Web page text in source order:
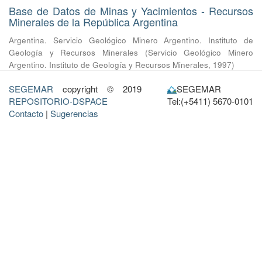
Base de Datos de Minas y Yacimientos - Recursos
Minerales de la República Argentina
Argentina. Servicio Geológico Minero Argentino. Instituto de
Geología y Recursos Minerales
(Servicio Geológico Minero
Argentino. Instituto de Geología y Recursos Minerales, 1997)
SEGEMAR copyright © 2019
REPOSITORIO-DSPACE
Contacto | Sugerencias
SEGEMAR
Tel:(+5411) 5670-0101